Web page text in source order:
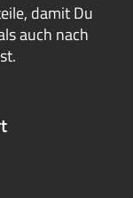
damit Du
auch nach